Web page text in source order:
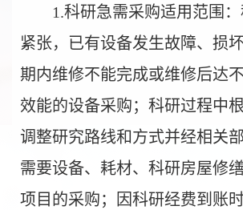
1.科研急需采购适用范围
紧张，已有设备发生故障、损
期内维修不能完成或维修后达
效能的设备采购；科研过程中
调整研究路线和方式并经相关部
需要设备、耗材、科研房屋修
项目的采购；因科研经费到账